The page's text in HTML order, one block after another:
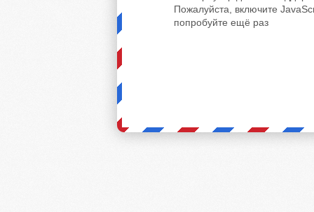
Пожалуйста, включите
попробуйте ещё раз